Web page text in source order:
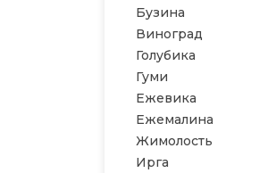
Бузина
Виноград
Голубика
Гуми
Ежевика
Ежемалина
Жимолость
Ирга